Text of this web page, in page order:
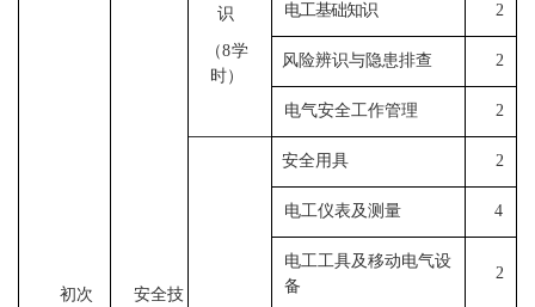
初次
安全技
识
（8学
时）
电工基础知识 2
风险辨识与隐患排查 2
电气安全工作管理 2
安全用具 2
电工仪表及测量 4
电工工具及移动电气设
备
2